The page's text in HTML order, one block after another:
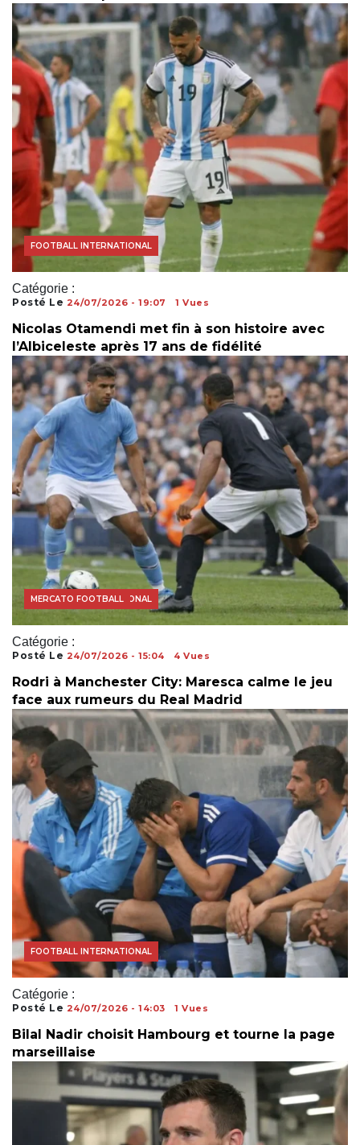
Catégorie :
COUPE DU MONDE
FOOTBALL INTERNATIONAL
Posté Le 24/07/2026 - 19:07 1 Vues
Nicolas Otamendi met fin à son histoire avec
l’Albiceleste après 17 ans de fidélité
Catégorie :
FOOTBALL INTERNATIONAL
MERCATO FOOTBALL
Posté Le 24/07/2026 - 15:04 4 Vues
Rodri à Manchester City: Maresca calme le jeu
face aux rumeurs du Real Madrid
Catégorie :
ACTUALITÉS FOOTBALL
FOOTBALL INTERNATIONAL
Posté Le 24/07/2026 - 14:03 1 Vues
Bilal Nadir choisit Hambourg et tourne la page
marseillaise